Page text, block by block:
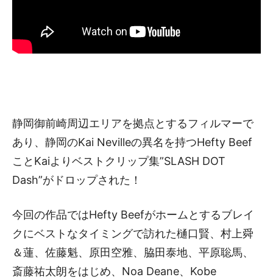
静岡御前崎周辺エリアを拠点とするフィルマーで
あり、静岡のKai Nevilleの異名を持つHefty Beef
ことKaiよりベストクリップ集”SLASH DOT
Dash”がドロップされた！
今回の作品ではHefty Beefがホームとするブレイ
クにベストなタイミングで訪れた樋口賢、村上舜
＆蓮、佐藤魁、原田空雅、脇田泰地、平原聡馬、
斎藤祐太朗をはじめ、Noa Deane、Kobe